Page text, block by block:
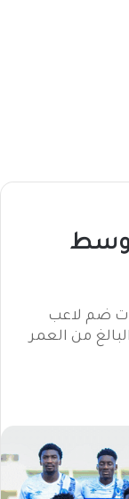
وسط
ضم لاعب
من العمر